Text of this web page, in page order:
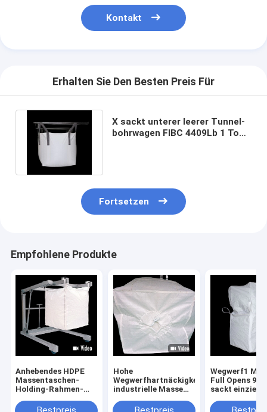
Kontakt
Erhalten Sie Den Besten Preis Für
X sackt unterer leerer Tunnel-
bohrwagen FIBC 4409Lb 1 Ton
Fortsetzen
Empfohlene Produkte
Anhebendes HDPE
Massentaschen-
Holding-Rahmen-
Tonne für
Hohe
Wegwerfhartnäckigkeits-
industrielle Masse
ein
Wegwerf1
Full Opens
sackt